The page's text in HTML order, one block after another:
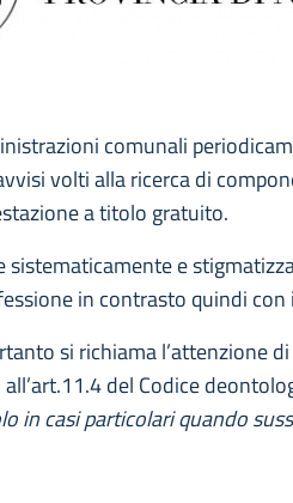
comunali
volti alla ricerca di
a titolo gratuito.
sistematicamente e
in contrasto quindi
si richiama l’attenzione
del Codice
in casi particolari quando